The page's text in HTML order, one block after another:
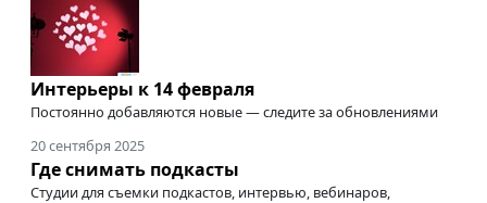
Интерьеры к 14 февраля
Постоянно добавляются новые — следите за обновлениями
20 сентября 2025
Где снимать подкасты
Студии для съемки подкастов, интервью, вебинаров,